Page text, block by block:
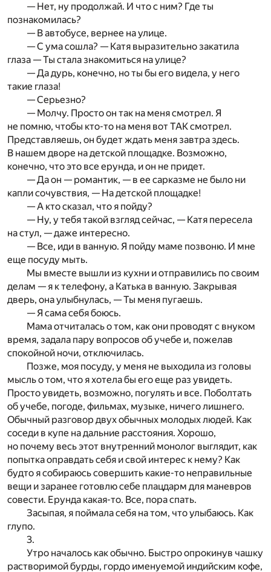
— Нет, ну продолжай. И что с ним? Где ты
познакомилась?
— В автобусе, вернее на улице.
— С ума сошла? — Катя выразительно закатила
глаза — Ты стала знакомиться на улице?
— Да дурь, конечно, но ты бы его видела, у него
такие глаза!
— Серьезно?
— Молчу. Просто он так на меня смотрел. Я
не помню, чтобы кто-то на меня вот ТАК смотрел.
Представляешь, он будет ждать меня завтра здесь.
В нашем дворе на детской площадке. Возможно,
конечно, что это все ерунда, и он не придет.
— Да он — романтик, — в ее сарказме не было ни
капли сочувствия, — На детской площадке!
— А кто сказал, что я пойду?
— Ну, у тебя такой взгляд сейчас, — Катя пересела
на стул, — даже интересно.
— Все, иди в ванную. Я пойду маме позвоню. И мне
еще посуду мыть.
Мы вместе вышли из кухни и отправились по своим
делам — я к телефону, а Катька в ванную. Закрывая
дверь, она улыбнулась, — Ты меня пугаешь.
— Я сама себя боюсь.
Мама отчиталась о том, как они проводят с внуком
время, задала пару вопросов об учебе и, пожелав
спокойной ночи, отключилась.
Позже, моя посуду, у меня не выходила из головы
мысль о том, что я хотела бы его еще раз увидеть.
Просто увидеть, возможно, погулять и все. Поболтать
об учебе, погоде, фильмах, музыке, ничего лишнего.
Обычный разговор двух обычных молодых людей. Как
соседи в купе на дальние расстояния. Хорошо,
но почему весь этот внутренний монолог выглядит, как
попытка оправдать себя и свой интерес к нему? Как
будто я собираюсь совершить какие-то неправильные
вещи и заранее готовлю себе плацдарм для маневров
совести. Ерунда какая-то. Все, пора спать.
Засыпая, я поймала себя на том, что улыбаюсь. Как
глупо.
3.
Утро началось как обычно. Быстро опрокинув чашку
растворимой бурды, гордо именуемой индийским кофе,